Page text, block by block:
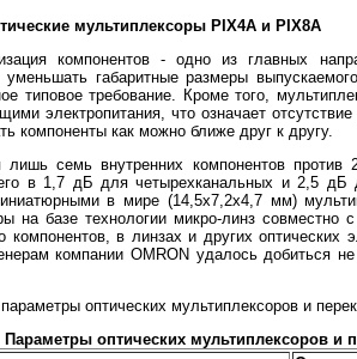
мультиплексоры PIX4A и PIX8A
компонентов - одно из главных
уменьшать габаритные размеры
типовое требование. Кроме того,
электропитания, что означает
компоненты как можно ближе друг к другу.
лишь семь внутренних компонентов
в 1,7 дБ для четырехканальных и 2,5 дБ
в мире (14,5х7,2х4,7 мм)
на базе технологии микро-линз
компонентов, в линзах и других
компании OMRON удалось добиться
оптических мультиплексоров и
Параметры оптических мультиплексоров и